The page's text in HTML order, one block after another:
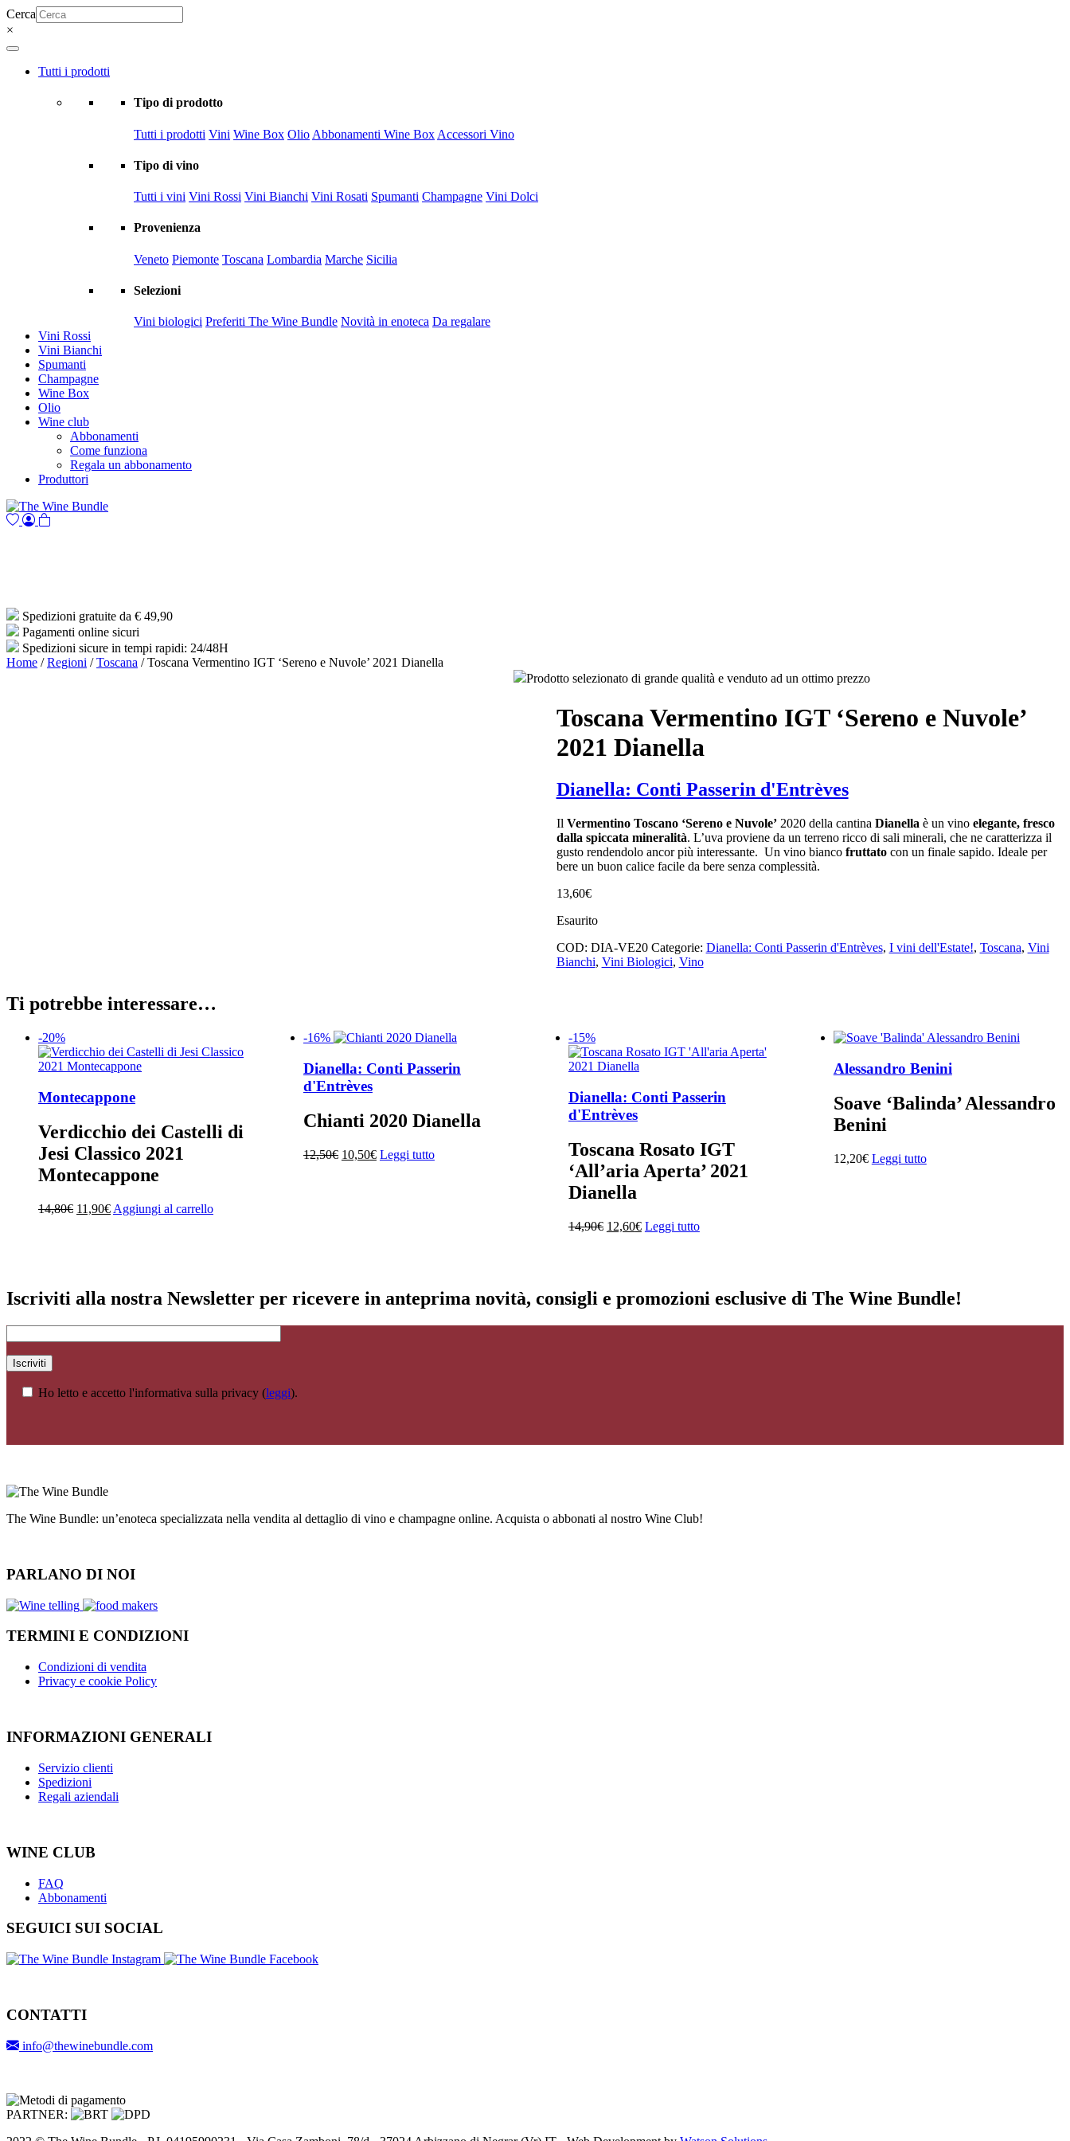
Cerca
×
Tutti i prodotti
Tipo di prodotto
Tutti i prodotti Vini Wine Box Olio Abbonamenti Wine Box Accessori Vino
Tipo di vino
Tutti i vini Vini Rossi Vini Bianchi Vini Rosati Spumanti Champagne Vini Dolci
Provenienza
Veneto Piemonte Toscana Lombardia Marche Sicilia
Selezioni
Vini biologici Preferiti The Wine Bundle Novità in enoteca Da regalare
Vini Rossi
Vini Bianchi
Spumanti
Champagne
Wine Box
Olio
Wine club
Abbonamenti
Come funziona
Regala un abbonamento
Produttori
Spedizioni gratuite da € 49,90
Pagamenti online sicuri
Spedizioni sicure in tempi rapidi: 24/48H
Home /Regioni /Toscana / Toscana Vermentino IGT ‘Sereno e Nuvole’ 2021 Dianella
Prodotto selezionato di grande qualità e venduto ad un ottimo prezzo
Toscana Vermentino IGT ‘Sereno e Nuvole’
2021 Dianella
Dianella: Conti Passerin d'Entrèves
Il Vermentino Toscano ‘Sereno e Nuvole’2020 della cantina Dianella è un vinoelegante, fresco
dalla spiccata mineralità. L’uva proviene da un terreno ricco di sali minerali, che ne caratterizza il
gusto rendendolo ancor più interessante. Un vino bianco fruttatocon un finale sapido. Ideale per
bere un buon calice facile da bere senza complessità.
13,60€
Esaurito
COD: DIA-VE20 Categorie: Dianella: Conti Passerin d'Entrèves, I vini dell'Estate!, Toscana, Vini
Bianchi, Vini Biologici, Vino
Ti potrebbe interessare…
-20%
Montecappone
Verdicchio dei Castelli di
Jesi Classico 2021
Montecappone
14,80€ Il11,90€IlAggiungi al carrello
-16%
Dianella: Conti Passerin
d'Entrèves
Chianti 2020 Dianella
12,50€ Il10,50€IlLeggi tutto
-15%
Dianella: Conti Passerin
d'Entrèves
Toscana Rosato IGT
‘All’aria Aperta’ 2021
Dianella
14,90€ Il12,60€IlLeggi tutto
Alessandro Benini
Soave ‘Balinda’ Alessandro
Benini
12,20€ Leggi tutto
Iscriviti alla nostra Newsletter per ricevere in anteprima novità, consigli e promozioni esclusive di The Wine Bundle!
Ho letto e accetto l'informativa sulla privacy (leggi).
The Wine Bundle: un’enoteca specializzata nella vendita al dettaglio di vino e champagne online. Acquista o abbonati al nostro Wine Club!
PARLANO DI NOI
TERMINI E CONDIZIONI
Condizioni di vendita
Privacy e cookie Policy
INFORMAZIONI GENERALI
Servizio clienti
Spedizioni
Regali aziendali
WINE CLUB
FAQ
Abbonamenti
SEGUICI SUI SOCIAL
CONTATTI
info@thewinebundle.com
PARTNER: